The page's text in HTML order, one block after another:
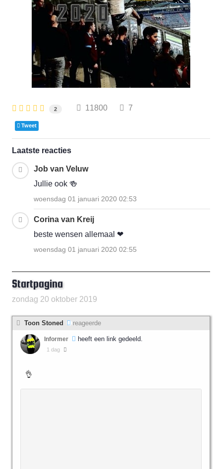
2 11800 7
Tweet
Laatste reacties
Job van Veluw
Jullie ook 🍻
woensdag 01 januari 2020 02:53
Corina van Kreij
beste wensen allemaal ❤
woensdag 01 januari 2020 02:55
Startpagina
zondag 20 oktober 2019
Toon Stoned reageerde
Informer heeft een link gedeeld.
1 dag
👌